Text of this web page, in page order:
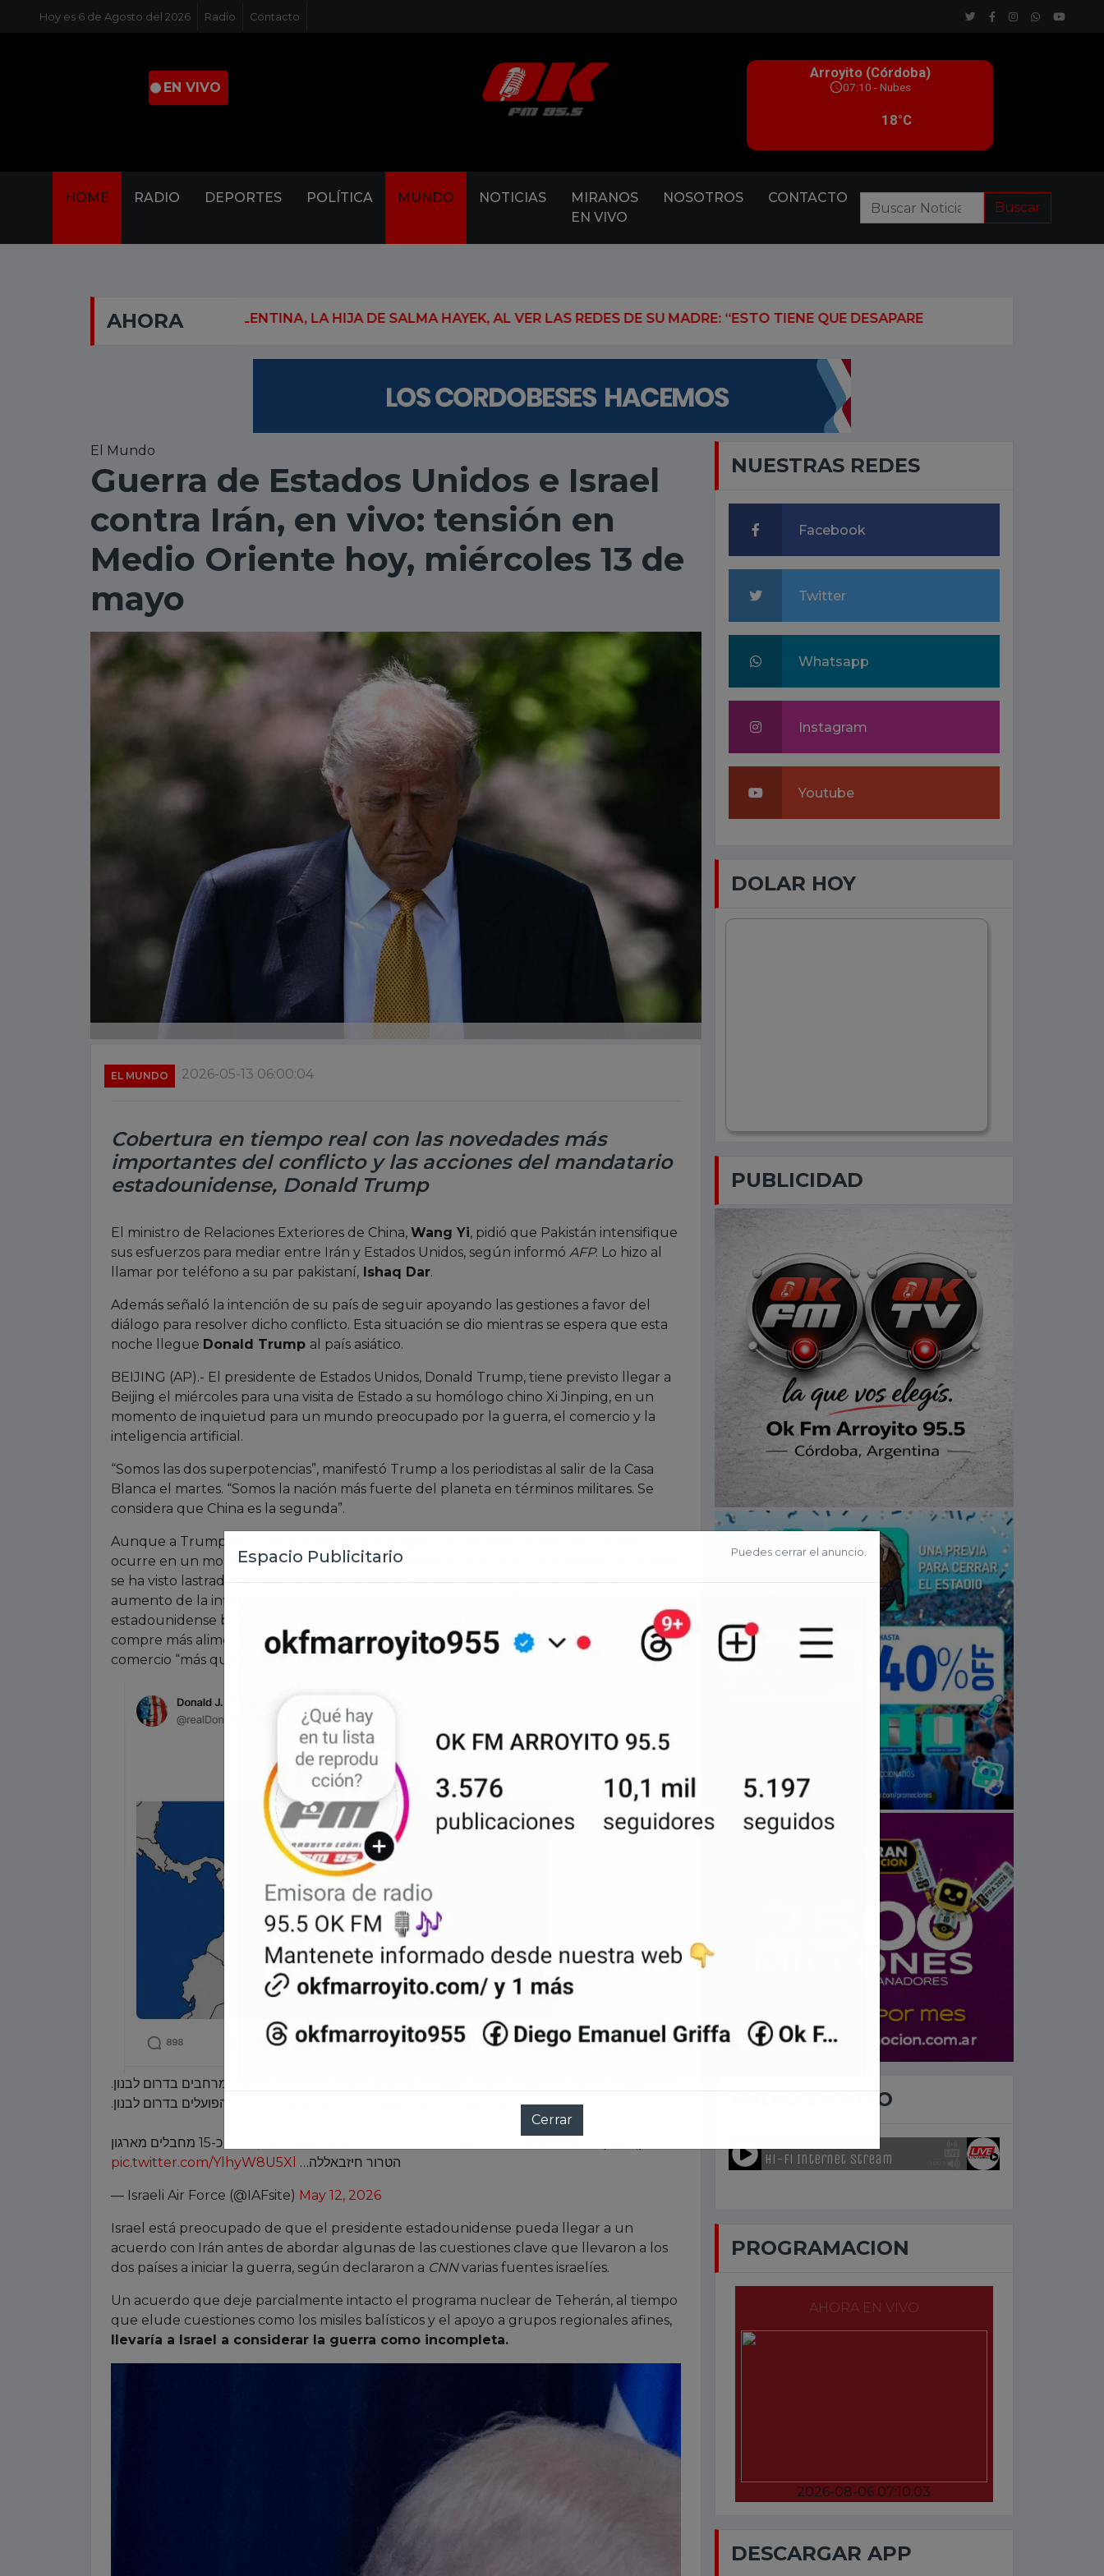
Hoy es 6 de Agosto del 2026 Radio Contacto
. EN VIVO
HOME RADIO DEPORTES POLÍTICA MUNDO NOTICIAS
MIRANOS
EN VIVO
NOSOTROS CONTACTO
Buscar
AHORA
DE DE VALENTINA, LA HIJA DE SALMA HAYEK, AL VER LAS REDES DE SU MADRE: “ESTO TIENE QUE DESAPARECER” EL GOBIERNO OFICIALIZÓ LA
El Mundo
Guerra de Estados Unidos e Israel
contra Irán, en vivo: tensión en
Medio Oriente hoy, miércoles 13 de
mayo
EL MUNDO 2026-05-13 06:00:04
Cobertura en tiempo real con las novedades más
importantes del conflicto y las acciones del mandatario
estadounidense, Donald Trump
El ministro de Relaciones Exteriores de China, Wang Yi, pidió que Pakistán intensifique
sus esfuerzos para mediar entre Irán y Estados Unidos, según informó AFP. Lo hizo al
llamar por teléfono a su par pakistaní, Ishaq Dar.
Además señaló la intención de su país de seguir apoyando las gestiones a favor del
diálogo para resolver dicho conflicto. Esta situación se dio mientras se espera que esta
noche llegue Donald Trump al país asiático.
BEIJING (AP).- El presidente de Estados Unidos, Donald Trump, tiene previsto llegar a
Beijing el miércoles para una visita de Estado a su homólogo chino Xi Jinping, en un
momento de inquietud para un mundo preocupado por la guerra, el comercio y la
inteligencia artificial.
“Somos las dos superpotencias”, manifestó Trump a los periodistas al salir de la Casa
Blanca el martes. “Somos la nación más fuerte del planeta en términos militares. Se
considera que China es la segunda”.
Aunque a Trump le gusta proyectar una imagen de fortaleza, la visita de Estado
ocurre en un momento delicado para su presidencia, ya que su popularidad en el país
se ha visto lastrada por la guerra de Estados Unidos e Israel contra Irán y por el
aumento de la inflación como consecuencia de ese conflicto. El mandatario
estadounidense busca una victoria con la firma de acuerdos con China para que
compre más alimentos y aeronaves estadounidenses, y afirma que hablará con Xi sobre
comercio “más que sobre cualquier otra cosa”.
החל משעות הבוקר, חיל-האוויר השמיד משגרים של ארגון הטרור חיזבאללה במספר מרחבים בדרום לבנון.
המשגרים שהותקפו כוונו לעבר שטח מדינת ישראל וכוחות צה"ל הפועלים בדרום לבנון.
כמו כן, לאורך היממה האחרונה חיל-האוויר בהכוונת חטיבת האש באוגדה 146, חיסל כ-15 מחבלים מארגון
הטרור חיזבאללה… pic.twitter.com/YlhyW8U5Xl
— Israeli Air Force (@IAFsite) May 12, 2026
Israel está preocupado de que el presidente estadounidense pueda llegar a un
acuerdo con Irán antes de abordar algunas de las cuestiones clave que llevaron a los
dos países a iniciar la guerra, según declararon a CNNvarias fuentes israelíes.
Un acuerdo que deje parcialmente intacto el programa nuclear de Teherán, al tiempo
que elude cuestiones como los misiles balísticos y el apoyo a grupos regionales afines,
llevaría a Israel a considerar la guerra como incompleta.
NUESTRAS REDES
Facebook
Twitter
Whatsapp
Instagram
Youtube
DOLAR HOY
PUBLICIDAD
RADIO EN VIVO
PROGRAMACION
AHORA EN VIVO
2026-08-06 07:10:03
DESCARGAR APP